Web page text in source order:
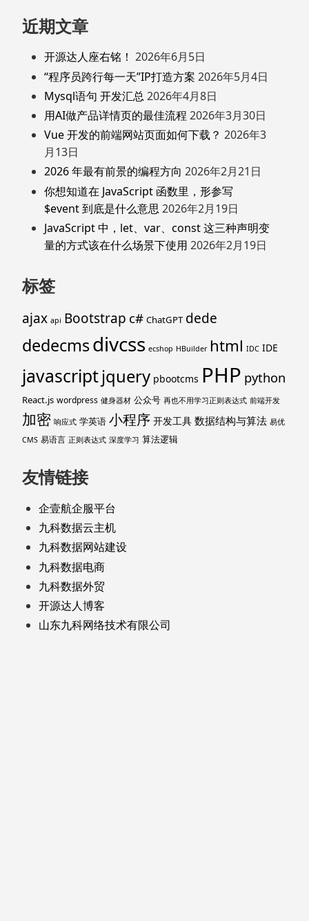
近期文章
开源达人座右铭！ 2026年6月5日
“程序员跨行每一天”IP打造方案 2026年5月4日
Mysql语句 开发汇总 2026年4月8日
用AI做产品详情页的最佳流程 2026年3月30日
Vue 开发的前端网站页面如何下载？ 2026年3
月13日
2026 年最有前景的编程方向 2026年2月21日
你想知道在 JavaScript 函数里，形参写
$event 到底是什么意思 2026年2月19日
JavaScript 中，let、var、const 这三种声明变
量的方式该在什么场景下使用 2026年2月19日
标签
ajax api Bootstrap c# ChatGPT dede
dedecmsdivcss ecshop HBuilder html IDC IDE
javascriptjquery pbootcms PHP python
React.js wordpress 健身器材 公众号 再也不用学习正则表达式 前端开发
加密 响应式 学英语 小程序 开发工具 数据结构与算法 易优
CMS 易语言 正则表达式 深度学习 算法逻辑
友情链接
企壹航企服平台
九科数据云主机
九科数据网站建设
九科数据电商
九科数据外贸
开源达人博客
山东九科网络技术有限公司